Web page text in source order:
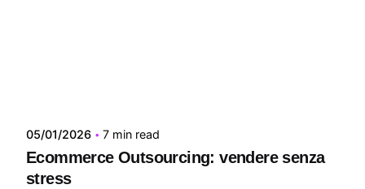
05/01/2026 7 min read
Ecommerce Outsourcing: vendere senza
stress